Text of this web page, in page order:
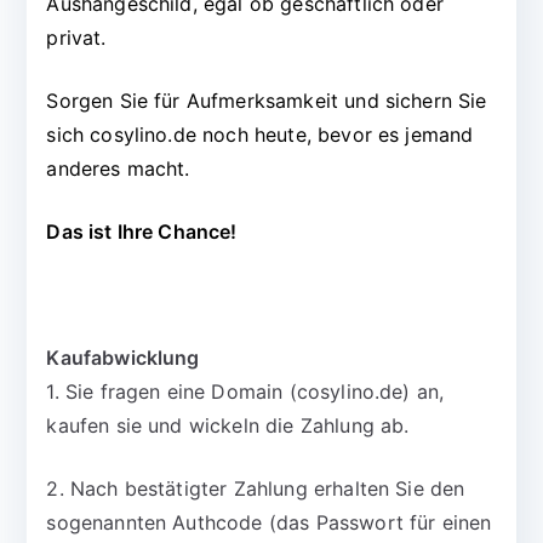
privat.
Sorgen Sie für Aufmerksamkeit und sichern Sie
sich cosylino.de noch heute, bevor es jemand
anderes macht.
Das ist Ihre Chance!
Kaufabwicklung
1. Sie fragen eine Domain (cosylino.de) an,
kaufen sie und wickeln die Zahlung ab.
2. Nach bestätigter Zahlung erhalten Sie den
sogenannten Authcode (das Passwort für einen